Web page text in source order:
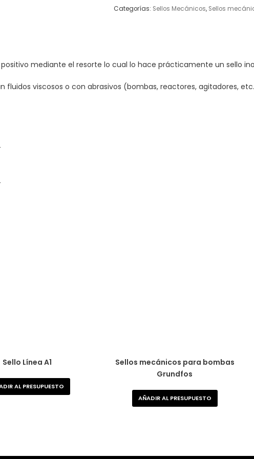
Categorías: Sellos Mecánicos, Sellos
mediante el resorte lo cual lo hace prácticamente un sello
fluidos viscosos o con abrasivos (bombas, reactores, agitadores,
Sello Línea A1
AL PRESUPUESTO
Sellos mecánicos para bombas
Grundfos
AÑADIR AL PRESUPUESTO